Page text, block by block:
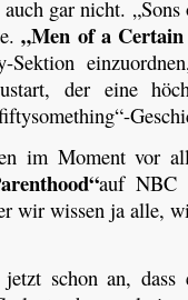
gar nicht.
„Men of a Certain
Sektion
der eine
im Moment vor
auf NBC
wir wissen ja alle,
schon an,